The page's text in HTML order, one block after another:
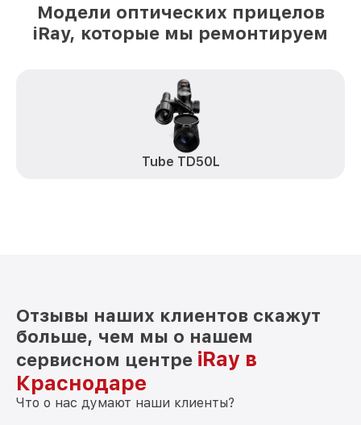
Модели оптических прицелов
iRay, которые мы ремонтируем
Tube TD50L
Отзывы наших клиентов скажут
больше, чем мы о нашем
сервисном центре iRay в
Краснодаре
Что о нас думают наши клиенты?